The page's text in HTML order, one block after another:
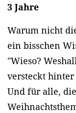
3 Jahre
Warum nicht
ein bisschen
"Wieso?
versteckt
Und für alle,